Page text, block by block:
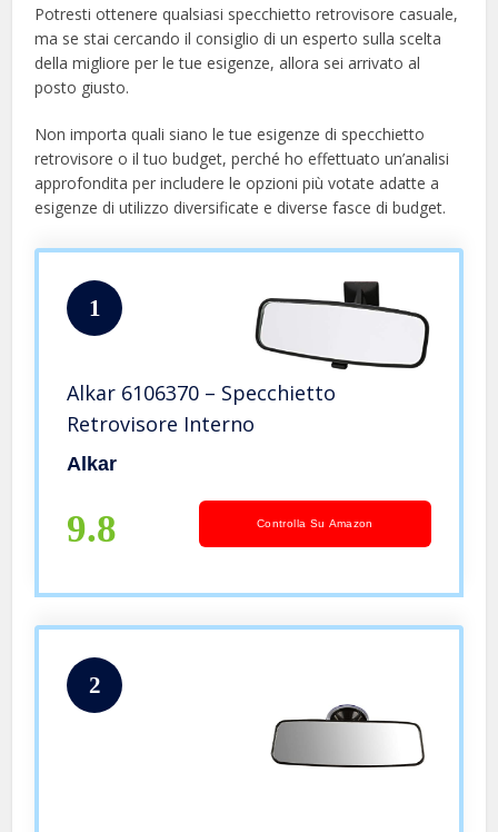
Potresti ottenere qualsiasi specchietto retrovisore casuale,
ma se stai cercando il consiglio di un esperto sulla scelta
della migliore per le tue esigenze, allora sei arrivato al
posto giusto.
Non importa quali siano le tue esigenze di specchietto
retrovisore o il tuo budget, perché ho effettuato un’analisi
approfondita per includere le opzioni più votate adatte a
esigenze di utilizzo diversificate e diverse fasce di budget.
1
Alkar 6106370 – Specchietto
Retrovisore Interno
Alkar
9.8 Controlla Su Amazon
2